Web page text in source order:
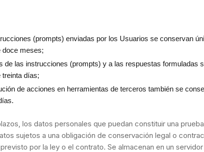
(prompts) enviadas por los Usuarios se conservan
doce meses;
de las instrucciones (prompts) y a las respuestas formuladas
treinta días;
de acciones en herramientas de terceros también se
los datos personales que puedan constituir una
sujetos a una obligación de conservación legal o
por la ley o el contrato. Se almacenan en un